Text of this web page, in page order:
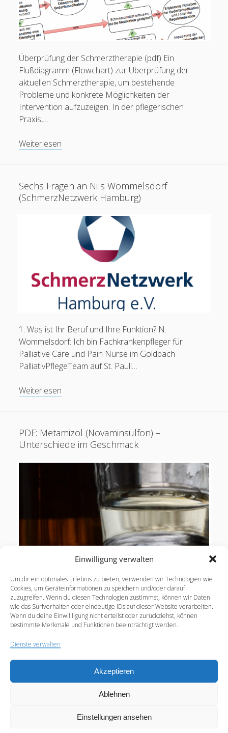
Einwilligung verwalten
Um dir ein optimales Erlebnis zu bieten, verwenden wir Technologien wie
Cookies, um Geräteinformationen zu speichern und/oder darauf
zuzugreifen. Wenn du diesen Technologien zustimmst, können wir Daten
wie das Surfverhalten oder eindeutige IDs auf dieser Website verarbeiten.
Wenn du deine Einwillligung nicht erteilst oder zurückziehst, können
bestimmte Merkmale und Funktionen beeinträchtigt werden.
Dienste verwalten
Akzeptieren
Ablehnen
Einstellungen ansehen
WordPress.org
Überprüfung der Schmerztherapie (pdf) Ein
Flußdiagramm (Flowchart) zur Überprüfung der
aktuellen Schmerztherapie, um bestehende
Probleme und konkrete Möglichkeiten der
Intervention aufzuzeigen. In der pflegerischen
Praxis,…
Weiterlesen
Schmerztherapie
Sechs Fragen an Nils Wommelsdorf
(SchmerzNetzwerk Hamburg)
1. Was ist Ihr Beruf und Ihre Funktion? N.
Wommelsdorf: Ich bin Fachkrankenpfleger für
Palliative Care und Pain Nurse im Goldbach
PalliativPflegeTeam auf St. Pauli…
Weiterlesen
Wommelsdorf
(SchmerzNetzwerk
Hamburg)
PDF: Metamizol (Novaminsulfon) –
Unterschiede im Geschmack
Metamizol (Novaminsulfon) – Geschmackliche
Unterschiede (pdf) Metamizol (Novaminsulfon,
Novalgin®) in Tropfenform ist ein in Deutschland
sehr gängiges Schmerzmittel (Analgetikum) und wird
oft in Dosen bis…
Weiterlesen
Metamizol
(Novaminsulfon)
–
Unterschiede
Geschmack
Seitennummerierung 4 5